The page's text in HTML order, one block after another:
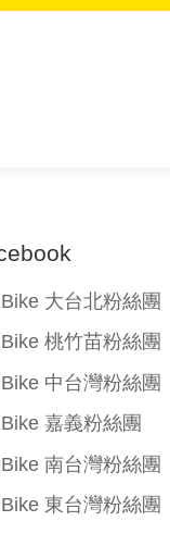
大台北粉絲團
桃竹苗粉絲團
中台灣粉絲團
嘉義粉絲團
南台灣粉絲團
東台灣粉絲團